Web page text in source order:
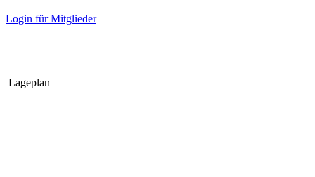
Login für Mitglieder
Lageplan